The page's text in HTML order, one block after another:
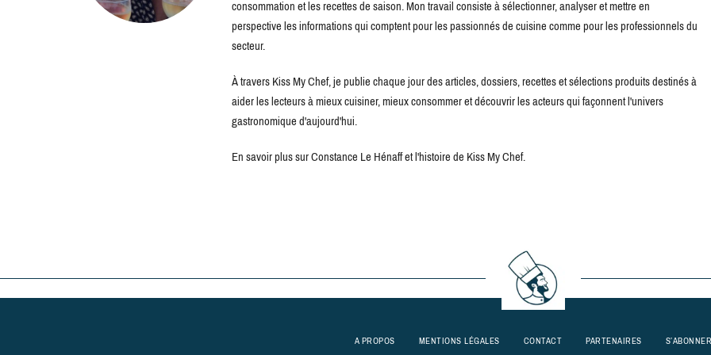
consommation et les recettes de saison. Mon travail consiste à sélectionner, analyser et mettre en
perspective les informations qui comptent pour les passionnés de cuisine comme pour les professionnels du
secteur.
À travers Kiss My Chef, je publie chaque jour des articles, dossiers, recettes et sélections produits destinés à
aider les lecteurs à mieux cuisiner, mieux consommer et découvrir les acteurs qui façonnent l'univers
gastronomique d'aujourd'hui.
En savoir plus sur Constance Le Hénaff et l'histoire de Kiss My Chef.
A PROPOS MENTIONS LÉGALES CONTACT PARTENAIRES S’ABONNER